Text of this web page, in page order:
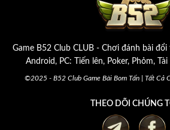
Game B52 Club CLUB - Chơi đánh bài
Android, PC: Tiến lên, Poker, Phỏm,
©2025 - B52 Club Game Bài Bom Tấn | Tất Cả
THEO DÕI CHÚNG